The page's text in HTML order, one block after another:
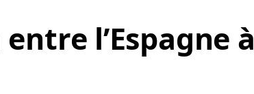
l’Espagne à